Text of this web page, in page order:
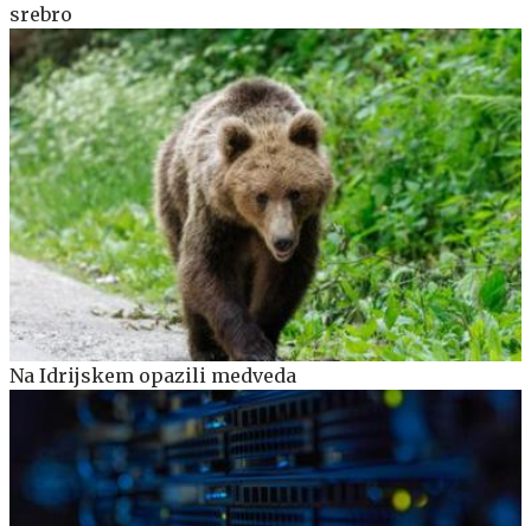
srebro
Na Idrijskem opazili medveda